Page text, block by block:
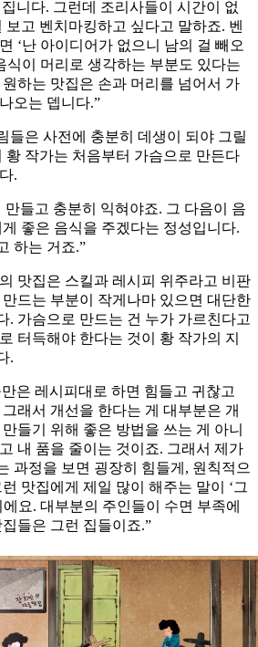
니다. 그런데 조리사들이 시간이 없
보고 벤치마킹하고 싶다고 말하죠. 벤
‘난 아이디어가 없으니 남의 걸 빼오
식이 머리로 생각하는 부분도 있다는
하는 맛집은 손과 머리를 넘어서 가
오는 뎁니다.”
들은 사전에 충분히 데생이 되야 그릴
황 작가는 처음부터 가슴으로 만든다
.
만들고 충분히 익혀야죠. 그 다음이 음
좋은 음식을 주겠다는 정성입니다.
하는 거죠.”
맛집은 스킬과 레시피 위주라고 비판
드는 부분이 작게나마 있으면 대단한
. 가슴으로 만드는 건 누가 가르친다고
터득해야 한다는 것이 황 작가의 지
.
은 레시피대로 하면 힘들고 귀찮고
래서 개선을 한다는 게 대부분은 개
들기 위해 좋은 방법을 쓰는 게 아니
내 품을 줄이는 것이죠. 그래서 제가
과정을 보면 굉장히 힘들게, 원칙적으
맛집에게 제일 많이 해주는 말이 ‘그
요. 대부분의 주인들이 수면 부족에
들은 그런 집들이죠.”